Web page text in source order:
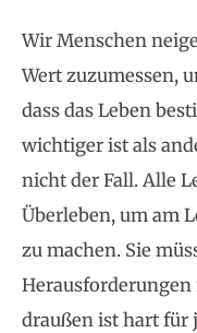
Wir Menschen
Wert zuzumessen,
dass das Leben
wichtiger ist als
nicht der Fall. Alle
Überleben, um am
zu machen. Sie
Herausforderungen
draußen ist hart für